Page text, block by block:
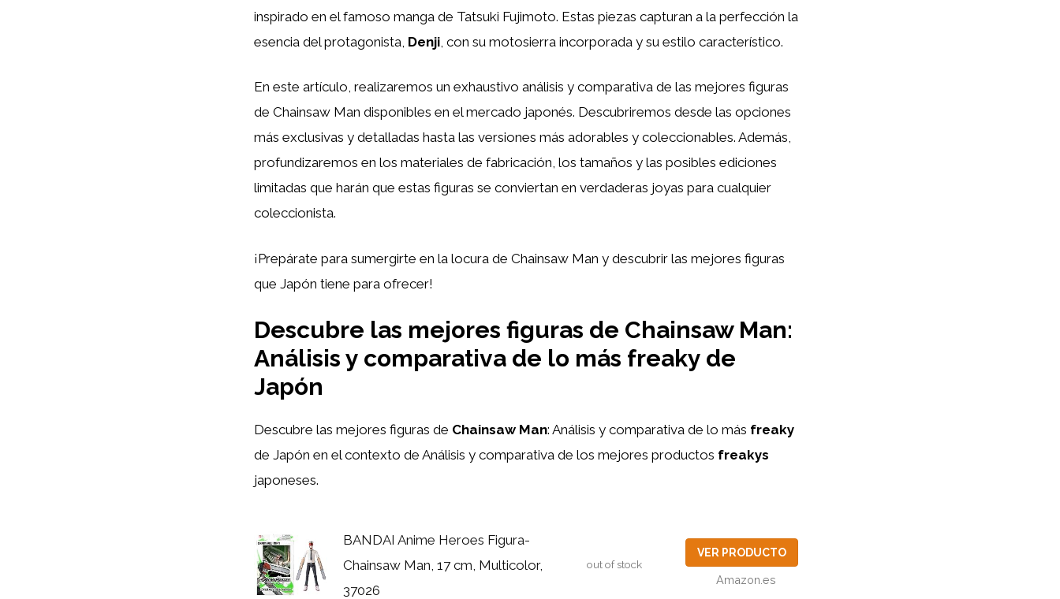
inspirado en el famoso manga de Tatsuki Fujimoto. Estas piezas capturan a la perfección la
esencia del protagonista, Denji , con su motosierra incorporada y su estilo característico.
En este artículo, realizaremos un exhaustivo análisis y comparativa de las mejores figuras
de Chainsaw Man disponibles en el mercado japonés. Descubriremos desde las opciones
más exclusivas y detalladas hasta las versiones más adorables y coleccionables. Además,
profundizaremos en los materiales de fabricación, los tamaños y las posibles ediciones
limitadas que harán que estas figuras se conviertan en verdaderas joyas para cualquier
coleccionista.
¡Prepárate para sumergirte en la locura de Chainsaw Man y descubrir las mejores figuras
que Japón tiene para ofrecer!
Descubre las mejores figuras de Chainsaw Man:
Análisis y comparativa de lo más freaky de
Japón
Descubre las mejores figuras de Chainsaw Man: Análisis y comparativa de lo más freaky
de Japón en el contexto de Análisis y comparativa de los mejores productos freakys
japoneses.
BANDAI Anime Heroes Figura-
Chainsaw Man, 17 cm, Multicolor,
37026
out of stock
VER PRODUCTO
Amazon.es